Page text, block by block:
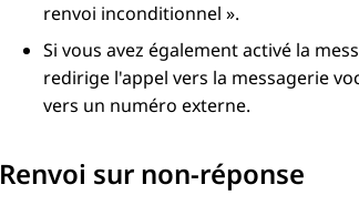
renvoi inconditionnel ».
Si vous avez également activé la
redirige l'appel vers la messagerie
vers un numéro externe.
Renvoi sur non-réponse